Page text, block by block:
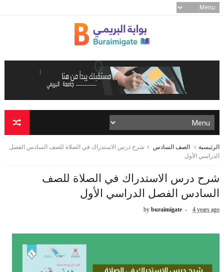
الرئيسية الصف السادس
شرح درس الاستدراك في الصلاة للصف السادس الفصل
الدراسي الأول
شرح درس الاستدراك في الصلاة للصف
السادس الفصل الدراسي الأول
byburaimigate 4 years ago